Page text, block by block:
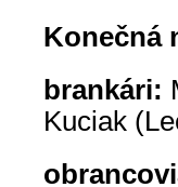
Konečná
brankári:
Kuciak